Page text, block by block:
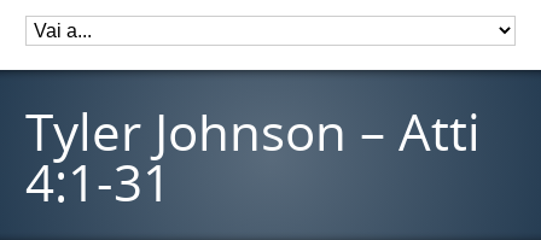
Tyler Johnson – Atti
4:1-31